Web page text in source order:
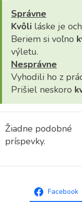
Správne
Kvôli láske je
Beriem si voľno
výletu.
Nesprávne
Vyhodili ho z
Prišiel neskoro
Žiadne podobné
príspevky.
Facebook